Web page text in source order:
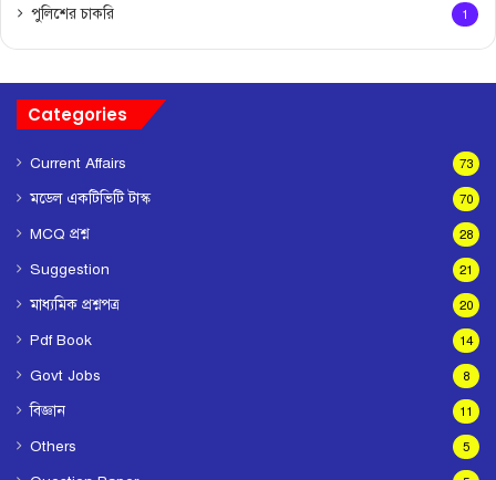
পুলিশের চাকরি 1
Categories
Current Affairs 73
মডেল একটিভিটি টাস্ক 70
MCQ প্রশ্ন 28
Suggestion 21
মাধ্যমিক প্রশ্নপত্র 20
Pdf Book 14
Govt Jobs 8
বিজ্ঞান 11
Others 5